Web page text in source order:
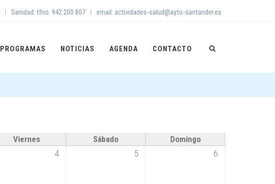
| Sanidad: tfno. 942 200 807 | email: actividades-salud@ayto-santander.es
PROGRAMAS NOTICIAS AGENDA CONTACTO
Viernes Sábado Domingo
4 5 6